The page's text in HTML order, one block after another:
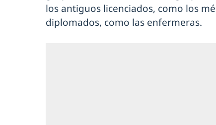
los antiguos licenciados, como los
diplomados, como las enfermeras.